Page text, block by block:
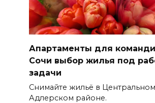
Апартаменты для
Сочи выбор жилья под
задачи
Снимайте жильё в
Адлерском районе.